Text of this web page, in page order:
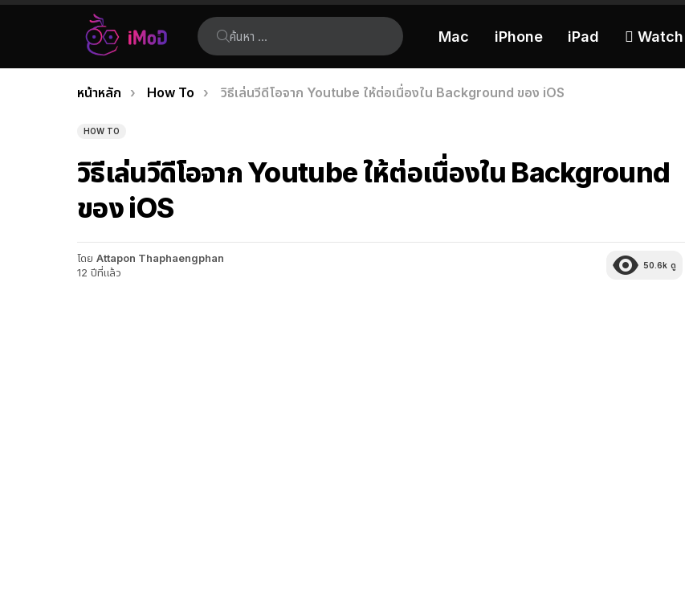
ค้นหา:
Mac iPhone iPad  Watch
เรื่อง
ล่าสุด
คุณอยู่ที่นี่:
หน้าหลัก How To วิธีเล่นวีดีโอจาก Youtube ให้ต่อเนื่องใน Background ของ iOS
HOW TO
วิธีเล่นวีดีโอจาก Youtube ให้ต่อเนื่องใน Background
ของ iOS
โดย Attapon Thaphaengphan
12 ปีที่แล้ว
50.6k ดู